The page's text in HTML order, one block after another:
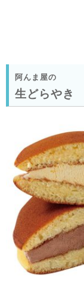
阿んま屋の
生どらやき